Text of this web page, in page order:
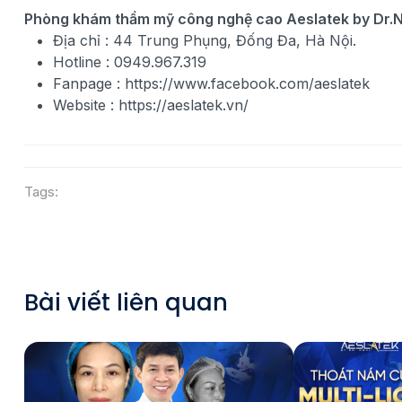
Phòng khám thẩm mỹ công nghệ cao Aeslatek by
Địa chỉ : 44 Trung Phụng, Đống Đa, Hà Nội.
Hotline : 0949.967.319
Fanpage : https://www.facebook.com/aeslatek
Website : https://aeslatek.vn/
Tags:
Bài viết liên quan